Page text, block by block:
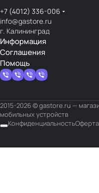
+7 (4012) 336-006
info@gastore.ru
г. Калининград
Информация
Соглашения
Помощь
2015-2026 © gastore.ru —
мобильных устройств
КонфиденциальностьОферта